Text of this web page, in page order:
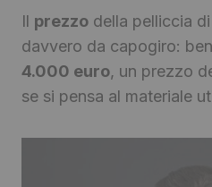
Il prezzo della pelliccia
davvero da capogiro: ben
4.000 euro, un prezzo
se si pensa al materiale